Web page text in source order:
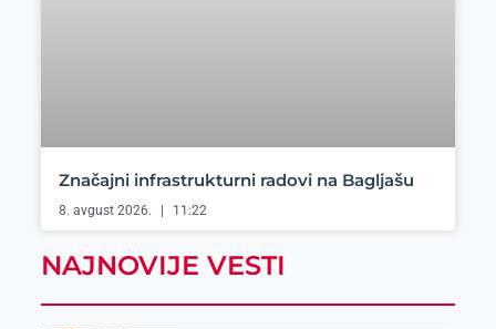
Značajni infrastrukturni radovi na Bagljašu
8. avgust 2026. 11:22
NAJNOVIJE VESTI